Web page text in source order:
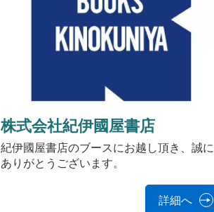
株式会社紀伊國屋書店
紀伊國屋書店のブースにお越し頂き、誠に
ありがとうございます。
詳細へ